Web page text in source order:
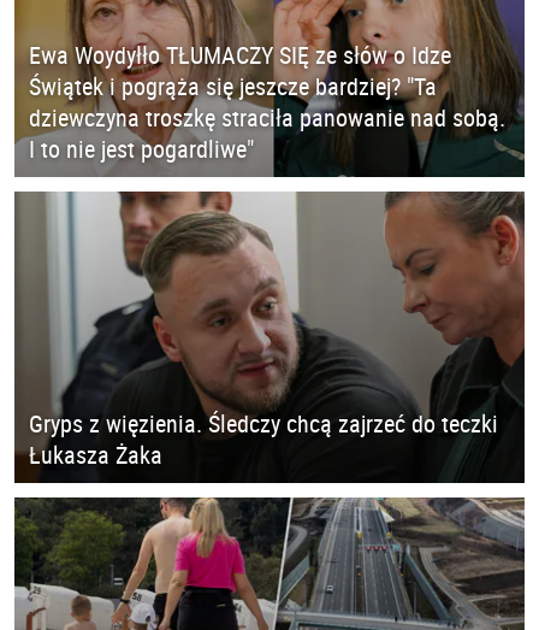
Ewa Woydyłło TŁUMACZY SIĘ ze słów o Idze
Świątek i pogrąża się jeszcze bardziej? "Ta
dziewczyna troszkę straciła panowanie nad sobą.
I to nie jest pogardliwe"
Gryps z więzienia. Śledczy chcą zajrzeć do teczki
Łukasza Żaka